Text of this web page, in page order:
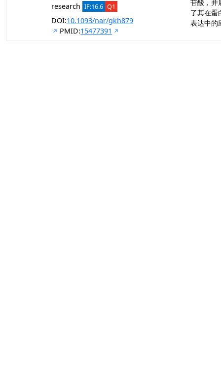
research IF:16.6 Q1
DOI:10.1093/nar/gkh879
PMID:15477391
苷酸，并
了其在蛋
表达中的